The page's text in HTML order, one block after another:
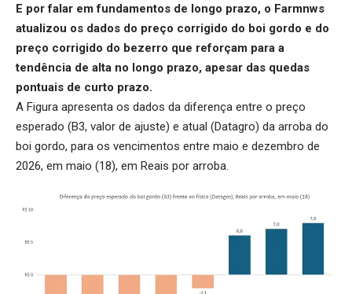
E por falar em fundamentos de longo prazo, o Farmnws
atualizou os dados do preço corrigido do boi gordo e do
preço corrigido do bezerro que reforçam para a
tendência de alta no longo prazo, apesar das quedas
pontuais de curto prazo.
A Figura apresenta os dados da diferença entre o preço
esperado (B3, valor de ajuste) e atual (Datagro) da arroba do
boi gordo, para os vencimentos entre maio e dezembro de
2026, em maio (18), em Reais por arroba.